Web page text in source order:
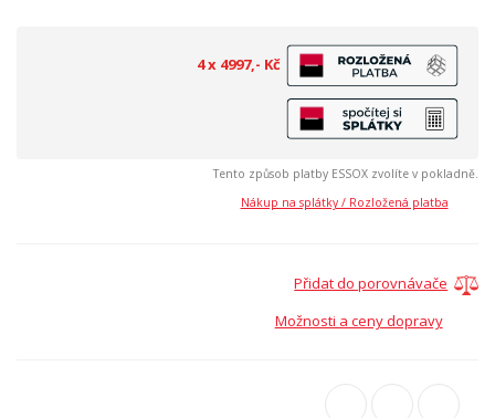
4 x 4997,- Kč
Tento způsob platby ESSOX zvolíte v pokladně.
Nákup na splátky / Rozložená platba
Přidat do porovnávače
Možnosti a ceny dopravy